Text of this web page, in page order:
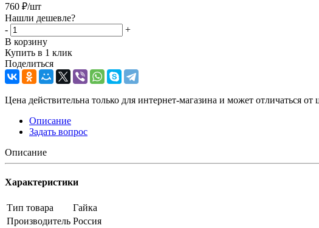
760 ₽/шт
Нашли дешевле?
-
+
В корзину
Купить в 1 клик
Поделиться
Цена действительна только для интернет-магазина и может отличаться
Описание
Задать вопрос
Описание
Характеристики
Тип товара
Гайка
Производитель Россия